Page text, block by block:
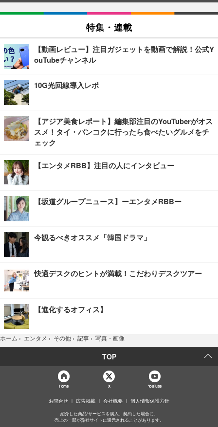
特集・連載
【動画レビュー】注目ガジェットを動画で解説！公式Y
ouTubeチャンネル
10G光回線導入レポ
【アジア美食レポート】編集部注目のYouTuberがオス
スメ！タイ・バンコクに行ったら食べたいグルメをチ
ェック
【エンタメRBB】注目の人にインタビュー
【坂道グループニュース】ーエンタメRBBー
今観るべきオススメ「韓国ドラマ」
快適デスクのヒントが満載！こだわりデスクツアー
【進化するオフィス】
ホーム › エンタメ › その他 › 記事 › 写真・画像
TOP
Home X YouTube
お問合せ 広告掲載 会社概要 個人情報保護方針
紹介した商品/サービスを購入、契約した場合に、
売上の一部が弊社サイトに還元されることがあります。